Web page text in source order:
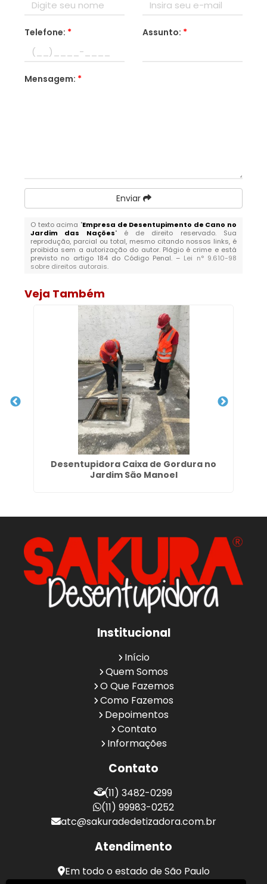
Telefone: * Assunto: *
Mensagem: *
Enviar
O texto acima "Empresa de Desentupimento de Cano no
Jardim das Nações" é de direito reservado. Sua
reprodução, parcial ou total, mesmo citando nossos links, é
proibida sem a autorização do autor. Plágio é crime e está
previsto no artigo 184 do Código Penal. – Lei n° 9.610-98
sobre direitos autorais.
Veja Também
Desentupidora Caixa de Gordura no
Jardim São Manoel
Institucional
Início
Quem Somos
O Que Fazemos
Como Fazemos
Depoimentos
Contato
Informações
Contato
(11) 3482-0299
(11) 99983-0252
atc@sakuradedetizadora.com.br
Atendimento
Em todo o estado de São Paulo